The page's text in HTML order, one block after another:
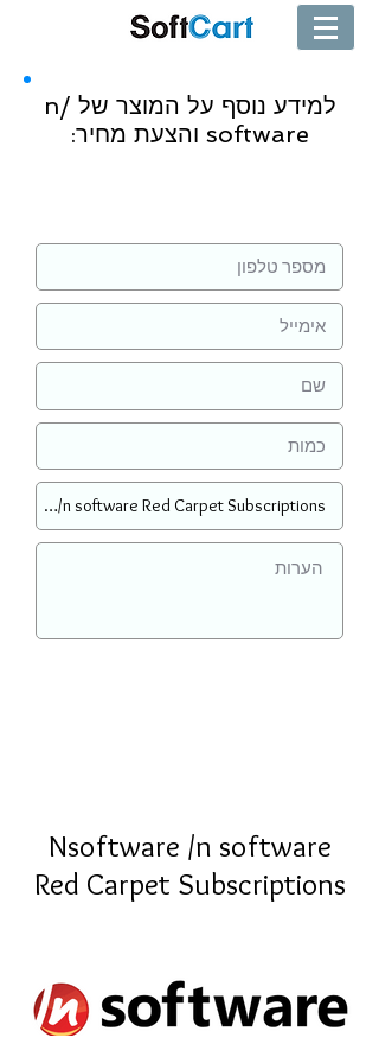
למידע נוסף על המוצר של /n
software והצעת מחיר:
Nsoftware /n software
Red Carpet Subscriptions